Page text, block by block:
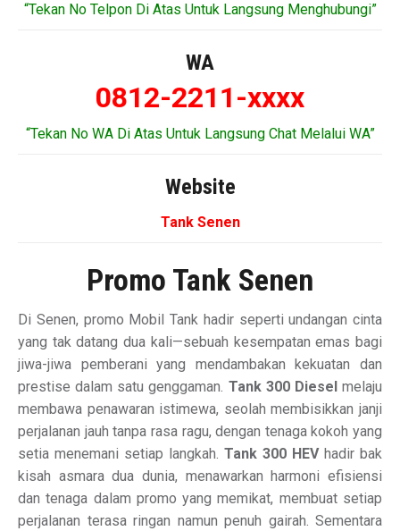
“Tekan No Telpon Di Atas Untuk Langsung Menghubungi”
WA
0812-2211-xxxx
“Tekan No WA Di Atas Untuk Langsung Chat Melalui WA”
Website
Tank Senen
Promo Tank Senen
Di Senen, promo Mobil Tank hadir seperti undangan cinta
yang tak datang dua kali—sebuah kesempatan emas bagi
jiwa-jiwa pemberani yang mendambakan kekuatan dan
prestise dalam satu genggaman. Tank 300 Diesel melaju
membawa penawaran istimewa, seolah membisikkan janji
perjalanan jauh tanpa rasa ragu, dengan tenaga kokoh yang
setia menemani setiap langkah. Tank 300 HEVhadir bak
kisah asmara dua dunia, menawarkan harmoni efisiensi
dan tenaga dalam promo yang memikat, membuat setiap
perjalanan terasa ringan namun penuh gairah. Sementara